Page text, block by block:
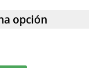
$39,928
through